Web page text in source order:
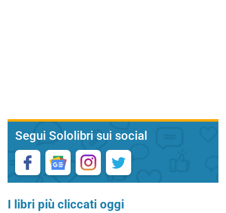
Segui Sololibri sui social
I libri più cliccati oggi